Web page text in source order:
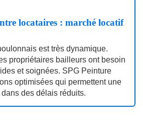
locataires : marché locatif
est très dynamique.
propriétaires bailleurs ont besoin
et soignées. SPG Peinture
optimisées qui permettent une
des délais réduits.